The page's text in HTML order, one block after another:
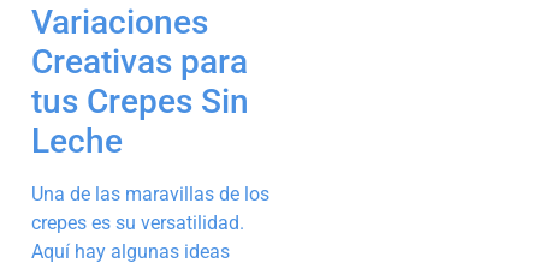
Variaciones
Creativas para
tus Crepes Sin
Leche
Una de las maravillas de los
crepes es su versatilidad.
Aquí hay algunas ideas